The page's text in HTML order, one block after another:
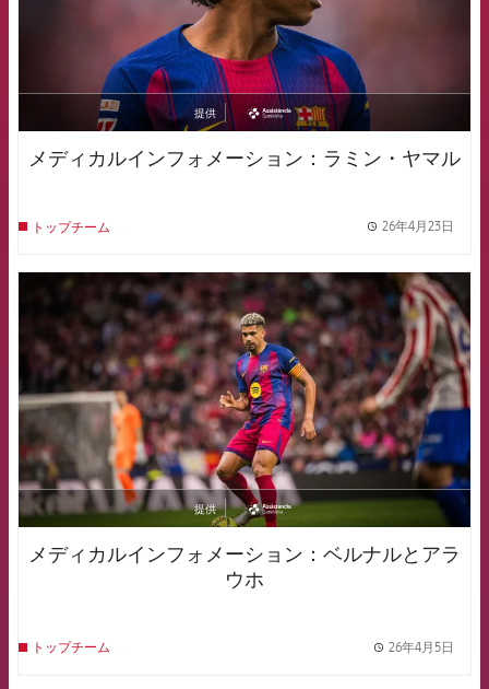
提供
asistencia
メディカルインフォメーション：ラミン・ヤマル
トップチーム 26年4月23日
FCB Barcelona badge
提供
asistencia
メディカルインフォメーション：ベルナルとアラ
ウホ
トップチーム 26年4月5日